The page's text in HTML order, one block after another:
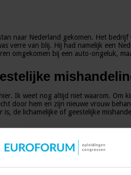
naar Nederland gekomen. Het
verre van blij. Hij had namelijk een
omgekomen bij een auto-ongeluk,
Ik weet nog altijd niet waarom. Om
door hem en zijn nieuwe vrouw
is, de lichamelijke of geestelijke
en in een kindertehuis terecht
Als volwassene heb ik een rechtszaak